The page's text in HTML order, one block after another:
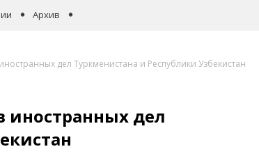
Архив
дел Туркменистана и Республики Узбекистан
иностранных дел